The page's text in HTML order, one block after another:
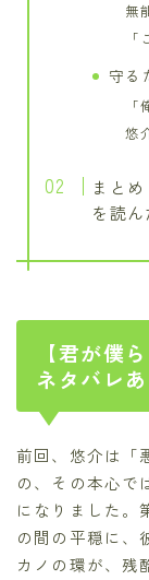
無
守る
悠
まと
を読ん
【君が僕
ネタバレ
前回、悠介は「
の、その本心で
になりました。
の間の平穏に、
カノの環が、残